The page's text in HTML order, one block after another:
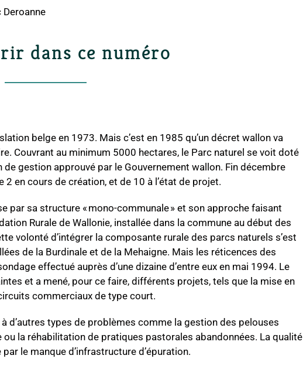
dans ce numéro
belge en 1973. Mais c’est en 1985 qu’un décret wallon va
Couvrant au minimum 5000 hectares, le Parc naturel se voit doté
gestion approuvé par le Gouvernement wallon. Fin décembre
en cours de création, et de 10 à l’état de projet.
par sa structure « mono-communale » et son approche faisant
Rurale de Wallonie, installée dans la commune au début des
volonté d’intégrer la composante rurale des parcs naturels s’est
de la Burdinale et de la Mehaigne. Mais les réticences des
effectué auprès d’une dizaine d’entre eux en mai 1994. Le
et a mené, pour ce faire, différents projets, tels que la mise en
commerciaux de type court.
d’autres types de problèmes comme la gestion des pelouses
la réhabilitation de pratiques pastorales abandonnées. La qualité
le manque d’infrastructure d’épuration.